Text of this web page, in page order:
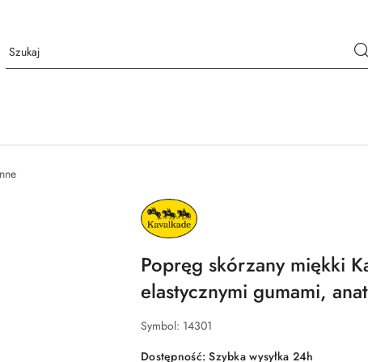
NAZWA
PRODUCENTA:
KAVALKADE
Popręg skórzany miękki
elastycznymi gumami,
Symbol: 14301
Dostępność:Szybka wysyłka 24h